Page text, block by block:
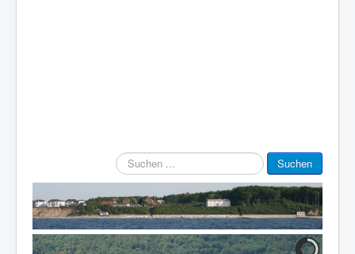
Suchen
...
Suchen